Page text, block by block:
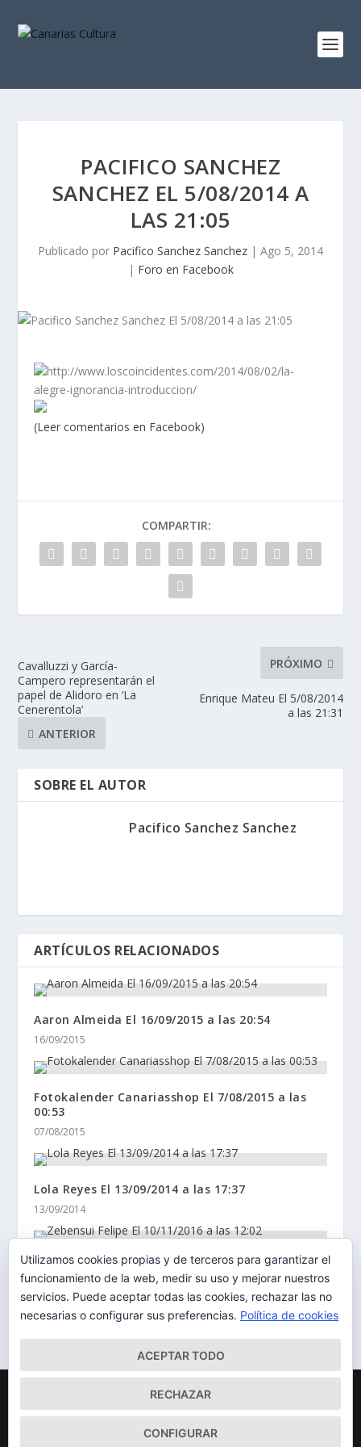
PACIFICO SANCHEZ
SANCHEZ EL 5/08/2014 A
LAS 21:05
Publicado por Pacifico Sanchez Sanchez | Ago 5, 2014
| Foro en Facebook
http://www.loscoincidentes.com/2014/08/02/la-
alegre-ignorancia-introduccion/
(Leer comentarios en Facebook)
COMPARTIR:
Cavalluzzi y García-
Campero representarán el
papel de Alidoro en ‘La
Cenerentola’
ANTERIOR
PRÓXIMO
Enrique Mateu El 5/08/2014
a las 21:31
SOBRE EL AUTOR
Pacifico Sanchez Sanchez
ARTÍCULOS RELACIONADOS
Aaron Almeida El 16/09/2015 a las 20:54
16/09/2015
Fotokalender Canariasshop El 7/08/2015 a las
00:53
07/08/2015
Lola Reyes El 13/09/2014 a las 17:37
13/09/2014
Zebensui Felipe El 10/11/2016 a las 12:02
10/11/2016
Elegant Themes| Desarrollado por
Mapa del Sitio Aviso Legal
Política de cookies
Quiénes somos
Utilizamos cookies propias y de terceros para garantizar el
funcionamiento de la web, medir su uso y mejorar nuestros
servicios. Puede aceptar todas las cookies, rechazar las no
necesarias o configurar sus preferencias. Política de cookies
ACEPTAR TODO
RECHAZAR
CONFIGURAR